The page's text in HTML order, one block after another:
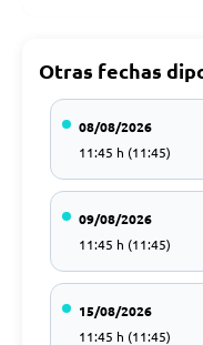
Otras fechas
08/08/2026
11:45 h (11:45)
09/08/2026
11:45 h (11:45)
15/08/2026
11:45 h (11:45)